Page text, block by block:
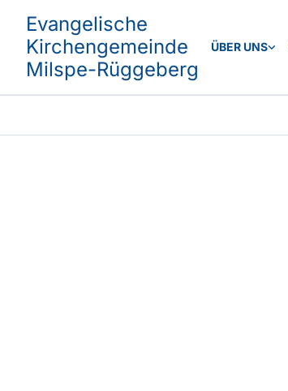
Evangelische
Kirchengemeinde
Milspe-Rüggeberg
ÜBER UNS